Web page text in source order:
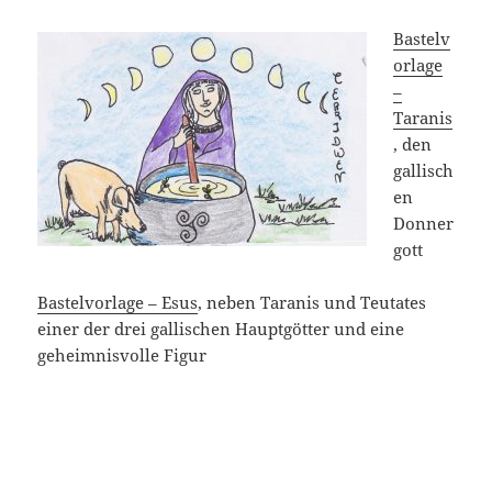
Bastelv
orlage
–
Taranis
, den
gallisch
en
Donner
gott
Bastelvorlage – Esus, neben Taranis und Teutates
einer der drei gallischen Hauptgötter und eine
geheimnisvolle Figur